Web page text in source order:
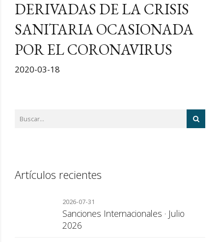
DERIVADAS DE LA CRISIS
SANITARIA OCASIONADA
POR EL CORONAVIRUS
2020-03-18
Artículos recientes
2026-07-31
Sanciones Internacionales · Julio
2026